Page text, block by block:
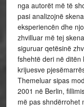
nga autorët më të
pasi analizojnë
eksperiencën dhe
zhvilluar më tej
siguruar qetësinë
fshehtë deri në
krijuesve
Themeluar sipas
2001 në Berlin,
më pas shndërrohet